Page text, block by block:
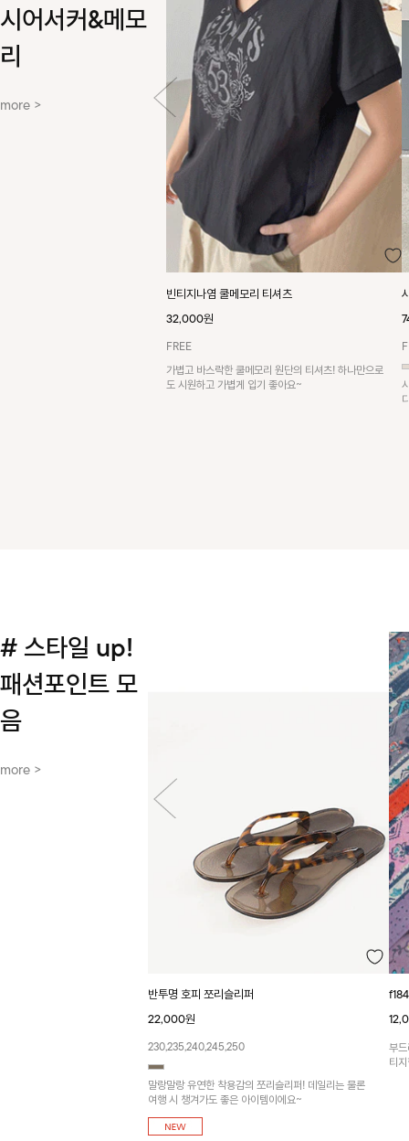
시어서커&메모
리
more >
빈티지나염 쿨메모리 티셔츠
32,000원
FREE
가볍고 바스락한 쿨메모리 원단의 티셔츠! 하나만으로
도 시원하고 가볍게 입기 좋아요~
# 스타일 up!
패션포인트 모
음
more >
반투명 호피 쪼리슬리퍼
22,000원
230,235,240,245,250
말랑말랑 유연한 착용감의 쪼리슬리퍼! 데일리는 물론
여행 시 챙겨가도 좋은 아이템이에요~
부
티